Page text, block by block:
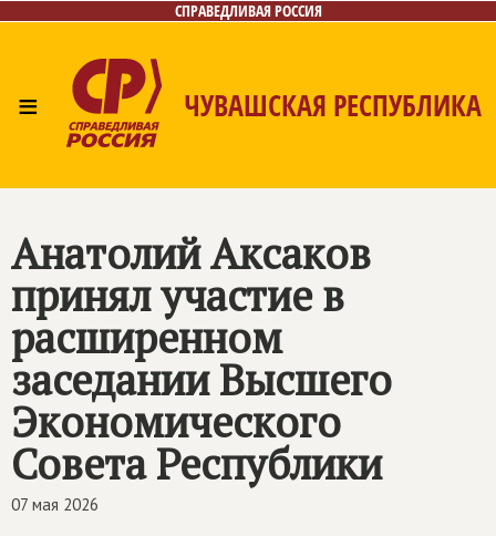
СПРАВЕДЛИВАЯ РОССИЯ
≡ ЧУВАШСКАЯ РЕСПУБЛИКА
Контакты
Анатолий Аксаков
принял участие в
расширенном
заседании Высшего
Экономического
Совета Республики
07 мая 2026